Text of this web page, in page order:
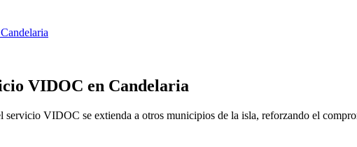
VIDOC en Candelaria
servicio VIDOC se extienda a otros municipios de la isla, reforzando el